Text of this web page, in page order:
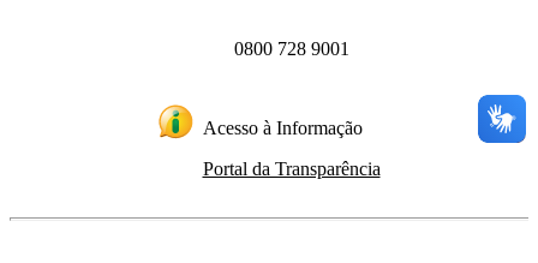
0800 728 9001
Acesso à Informação
Portal da Transparência